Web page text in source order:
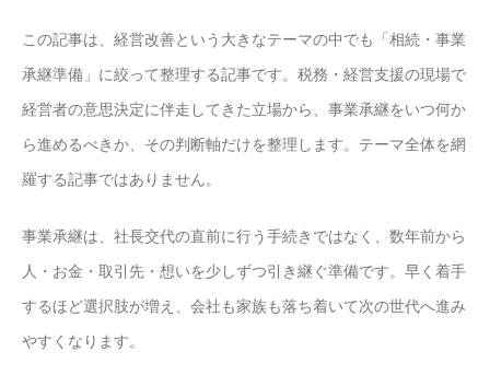
この記事は、経営改善という大きなテーマの中でも「相続・事業
承継準備」に絞って整理する記事です。税務・経営支援の現場で
経営者の意思決定に伴走してきた立場から、事業承継をいつ何か
ら進めるべきか、その判断軸だけを整理します。テーマ全体を網
羅する記事ではありません。
事業承継は、社長交代の直前に行う手続きではなく、数年前から
人・お金・取引先・想いを少しずつ引き継ぐ準備です。早く着手
するほど選択肢が増え、会社も家族も落ち着いて次の世代へ進み
やすくなります。